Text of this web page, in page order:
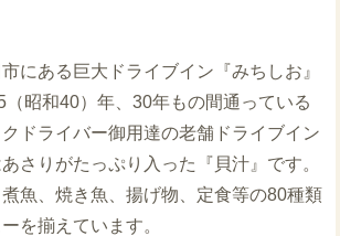
にある巨大ドライブイン『みちしお』
（昭和40）年、30年もの間通っている
ドライバー御用達の老舗ドライブイン
さりがたっぷり入った『貝汁』です。
魚、焼き魚、揚げ物、定食等の80種類
を揃えています。